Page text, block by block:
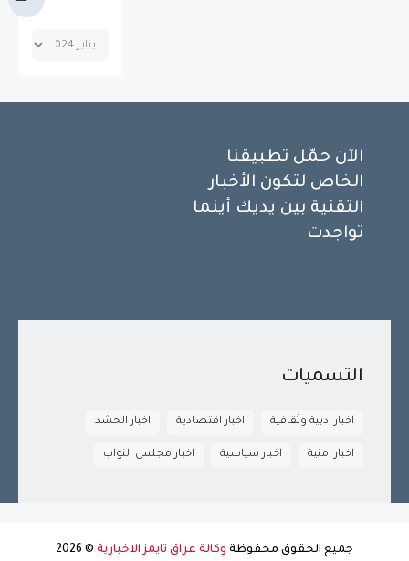
الآن حمّل تطبيقنا
الخاص لتكون الأخبار
التقنية بين يديك أينما
تواجدت
التسميات
اخبار ادبية وثقافية اخبار اقتصادية اخبار الحشد
اخبار امنية اخبار سياسية اخبار مجلس النواب
جميع الحقوق محفوظة وكالة عراق تايمز الاخبارية ©
2026